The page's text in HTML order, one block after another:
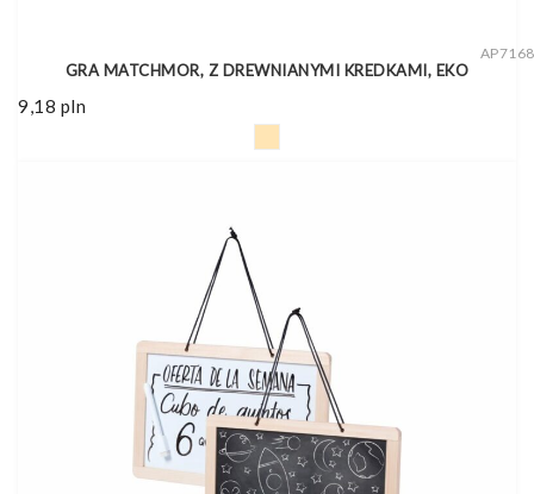
GRA MATCHMOR, Z DREWNIANYMI KREDKAMI, EKO
9,18 pln